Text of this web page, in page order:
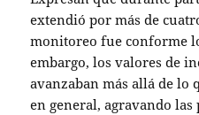
extendió por más de
monitoreo fue conforme
embargo, los valores de
avanzaban más allá de lo
en general, agravando